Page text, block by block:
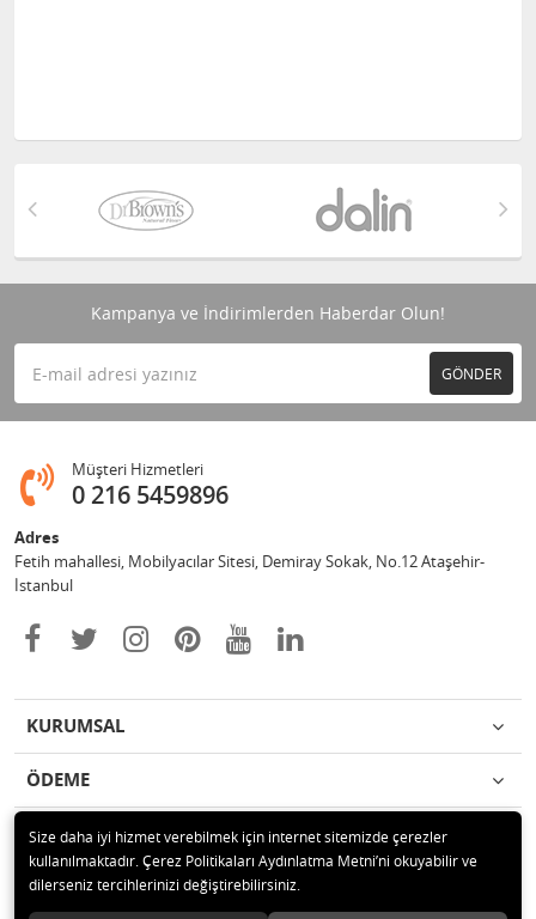
Kampanya ve İndirimlerden Haberdar Olun!
GÖNDER
Müşteri Hizmetleri
0 216 5459896
Adres
Fetih mahallesi, Mobilyacılar Sitesi, Demiray Sokak, No.12 Ataşehir-
İstanbul
KURUMSAL
ÖDEME
İLETİŞİM
© 2020 Leylek Mağazacılık Hizmetleri Ltd. Şti. Tüm hakları saklıdır.
Size daha iyi hizmet verebilmek için internet sitemizde çerezler
kullanılmaktadır. Çerez Politikaları Aydınlatma Metni’ni okuyabilir ve
dilerseniz tercihlerinizi değiştirebilirsiniz.